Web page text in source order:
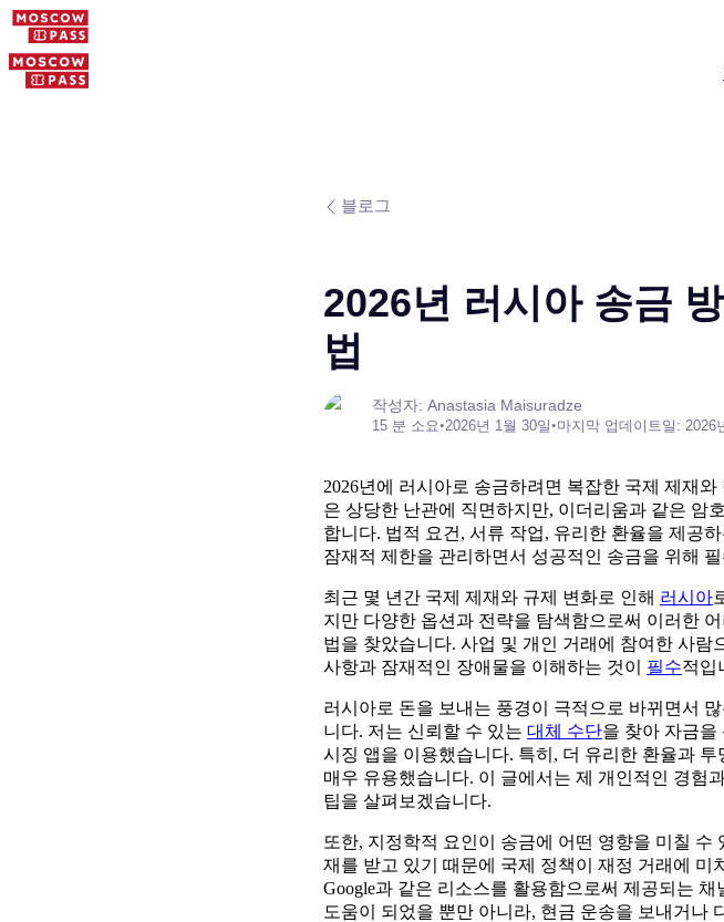
블로그
2026년 러시아 송금
법
작성자: Anastasia Maisuradze
15 분 소요•2026년 1월 30일•마지막 업데이트일: 2026
2026년에 러시아로 송금하려면 복잡한 국제 제재
은 상당한 난관에 직면하지만, 이더리움과 같은 암
합니다. 법적 요건, 서류 작업, 유리한 환율을 제공
잠재적 제한을 관리하면서 성공적인 송금을 위해
최근 몇 년간 국제 제재와 규제 변화로 인해 러시아
지만 다양한 옵션과 전략을 탐색함으로써 이러한
법을 찾았습니다. 사업 및 개인 거래에 참여한 사람
사항과 잠재적인 장애물을 이해하는 것이 필수적입
러시아로 돈을 보내는 풍경이 극적으로 바뀌면서
니다. 저는 신뢰할 수 있는 대체 수단을 찾아 자금을
시징 앱을 이용했습니다. 특히, 더 유리한 환율과
매우 유용했습니다. 이 글에서는 제 개인적인 경험
팁을 살펴보겠습니다.
또한, 지정학적 요인이 송금에 어떤 영향을 미칠 수
재를 받고 있기 때문에 국제 정책이 재정 거래에
Google과 같은 리소스를 활용함으로써 제공되는
도움이 되었을 뿐만 아니라, 현금 운송을 보내거나